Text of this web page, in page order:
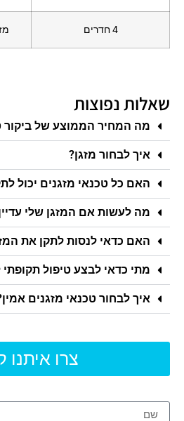
4 חדרים
שאלות נפוצות
מה המחיר הממוצע של ביקור
איך לבחור מזגן?
האם כל טכנאי מזגנים יכול
מה לעשות אם המזגן שלי
האם כדאי לנסות לתקן את
מתי כדאי לבצע טיפול תקופתי
איך לבחור טכנאי מזגנים
צרו איתנו